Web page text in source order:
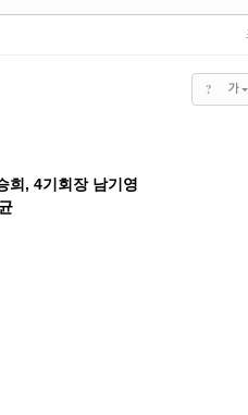
? 가
희, 4기회장 남기영